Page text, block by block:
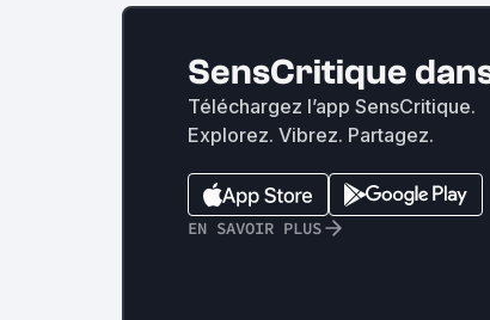
SensCritique
Téléchargez l’app SensCritique.
Explorez. Vibrez. Partagez.
EN SAVOIR PLUS